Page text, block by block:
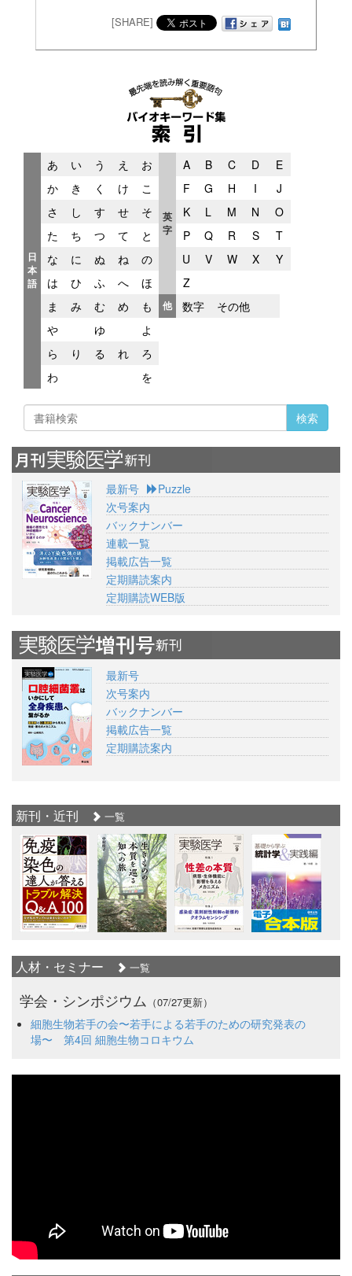
[SHARE]
日
本
語
あ い う え
お
か
き く け
こ
さ
し す せ
そ
た
ち つ て
と
な
に ぬ ね
の
は
ひ ふ へ
ほ
ま
み む め
も
や
ゆ
よ
ら
り る れ
ろ
わ
を
英
字
A B C D
E
F
G H I
J
K
L M N
O
P
Q R S
T
U
V W X
Y
Z
他 数字 その他
検索
最新号
Puzzle
次号案内
バックナンバー
連載一覧
掲載広告一覧
定期購読案内
定期購読WEB版
最新号
次号案内
バックナンバー
掲載広告一覧
定期購読案内
新刊・近刊 一覧
人材・セミナー 一覧
学会・シンポジウム （07/27更新）
細胞生物若手の会〜若手による若手のための研究発表の
場〜 第4回 細胞生物コロキウム